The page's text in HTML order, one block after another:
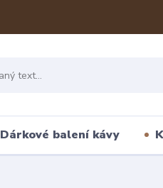
Dárkové balení kávy